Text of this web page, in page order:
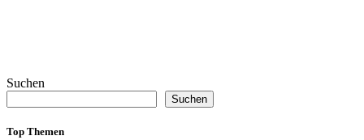
Suchen
Suchen
Top Themen